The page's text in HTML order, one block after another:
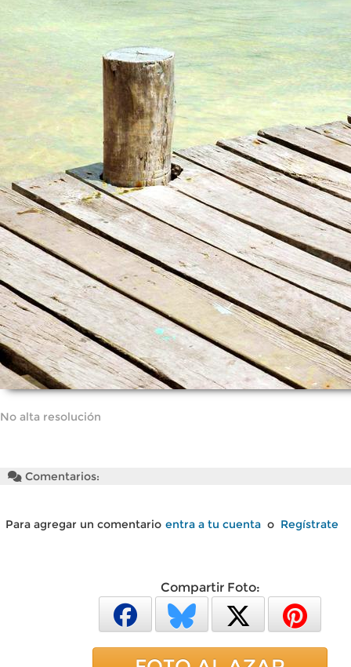
No alta resolución
Comentarios:
Para agregar un comentario entra a tu cuenta o Regístrate
Compartir Foto: